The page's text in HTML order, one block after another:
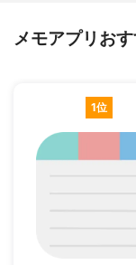
メモアプリお
1位